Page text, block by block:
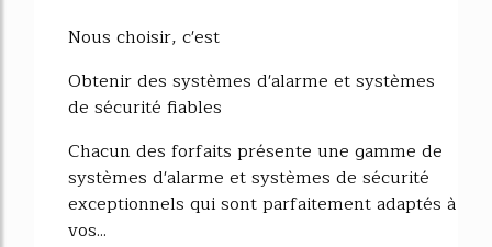
Nous choisir, c'est
Obtenir des systèmes d'alarme et systèmes
de sécurité fiables
Chacun des forfaits présente une gamme de
systèmes d'alarme et systèmes de sécurité
exceptionnels qui sont parfaitement adaptés à
vos...